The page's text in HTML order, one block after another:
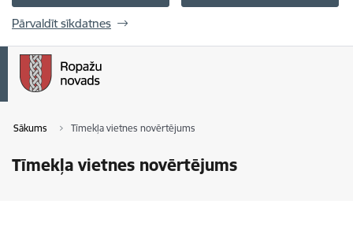
Pārvaldīt sīkdatnes
Sākums Tīmekļa vietnes novērtējums
Tīmekļa vietnes novērtējums